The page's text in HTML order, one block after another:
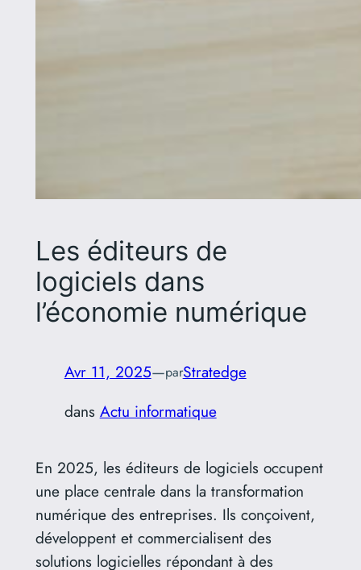
Les éditeurs de
logiciels dans
l’économie numérique​
Avr 11, 2025—parStratedge
dans Actu informatique
En 2025, les éditeurs de logiciels occupent
une place centrale dans la transformation
numérique des entreprises. Ils conçoivent,
développent et commercialisent des
solutions logicielles répondant à des